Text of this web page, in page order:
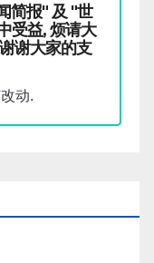
简报" 及 "世
受益, 烦请大
谢大家的支
动.